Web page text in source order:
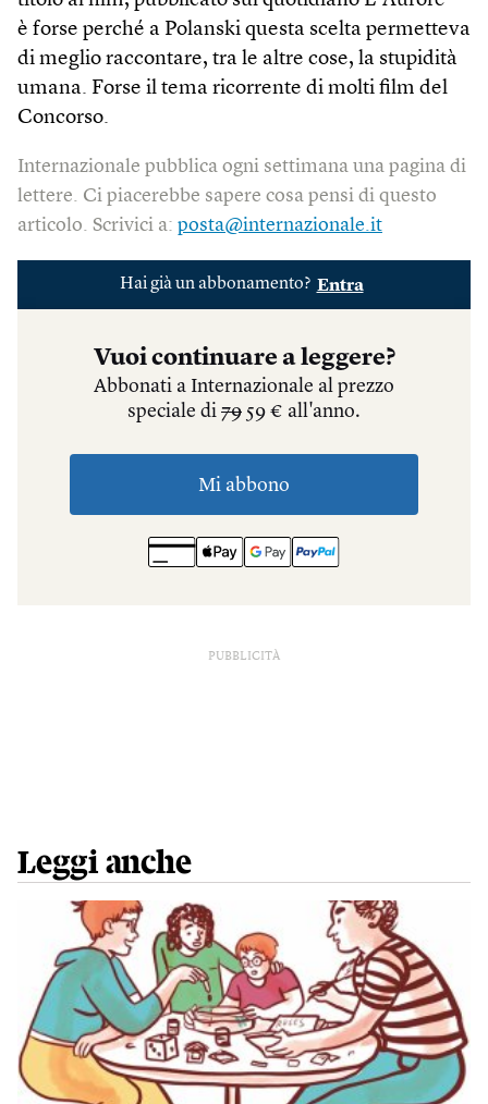
è forse perché a Polanski questa scelta permetteva
di meglio raccontare, tra le altre cose, la stupidità
umana. Forse il tema ricorrente di molti film del
Concorso.
Internazionale pubblica ogni settimana una pagina di
lettere. Ci piacerebbe sapere cosa pensi di questo
articolo. Scrivici a: posta@internazionale.it
PUBBLICITÀ
Leggi anche